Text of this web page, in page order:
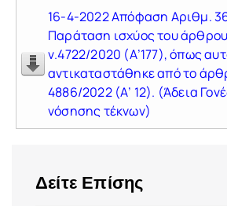
16-4-2022 Απόφαση Αριθμ.
Παράταση ισχύος του
ν.4722/2020 (Α’177), όπως
αντικαταστάθηκε από το
4886/2022 (Α’ 12). (Άδεια
νόσησης τέκνων)
Δείτε Επίσης